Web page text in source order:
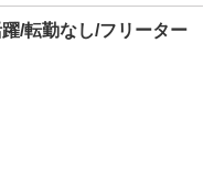
/転勤なし/フリーター